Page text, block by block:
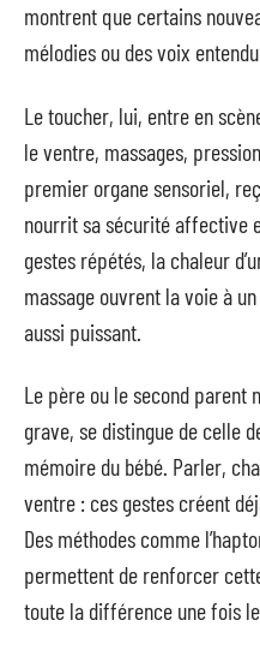
montrent que certains
mélodies ou des voix
Le toucher, lui, entre en
le ventre, massages,
premier organe sensoriel,
nourrit sa sécurité affective
gestes répétés, la chaleur
massage ouvrent la voie à
aussi puissant.
Le père ou le second parent
grave, se distingue de celle
mémoire du bébé. Parler,
ventre : ces gestes créent
Des méthodes comme
permettent de renforcer
toute la différence une fois